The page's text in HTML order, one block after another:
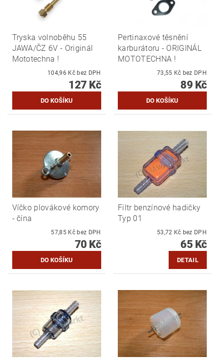
Tryska volnoběhu 55
JAWA/ČZ 6V - Originál
Mototechna !
104,96 Kč bez DPH
127 Kč
Pertinaxové těsnění
karburátoru - ORIGINÁL
MOTOTECHNA !
73,55 Kč bez DPH
89 Kč
Víčko plovákové komory
- čína
57,85 Kč bez DPH
70 Kč
Filtr benzínové hadičky
Typ 01
53,72 Kč bez DPH
65 Kč
DETAIL